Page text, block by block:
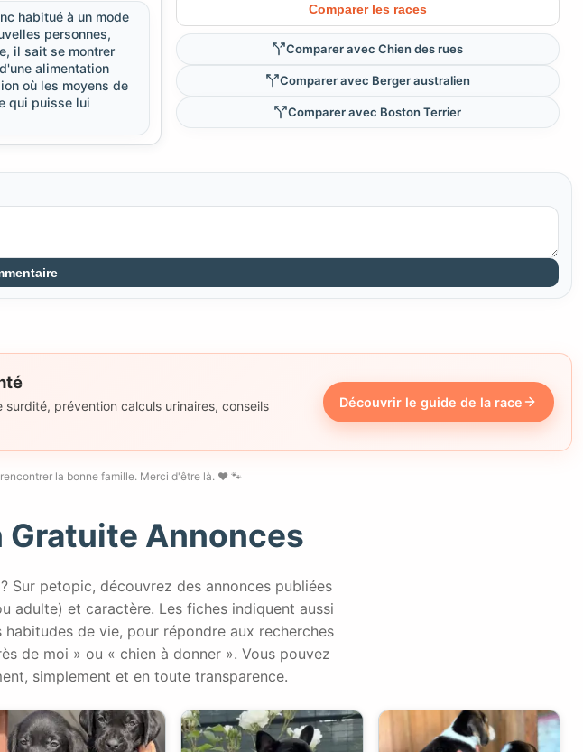
habitué à un mode
personnes,
il sait se montrer
alimentation
où les moyens de
qui puisse lui
Comparer les races
Comparer avec Chien des rues
Comparer avec Berger australien
Comparer avec Boston Terrier
prévention calculs urinaires, conseils
Découvrir le guide de la race
la bonne famille. Merci d'être là. ❤️ 🐾
Annonces
Sur petopic, découvrez des annonces publiées
adulte) et caractère. Les fiches indiquent aussi
de vie, pour répondre aux recherches
de moi » ou « chien à donner ». Vous pouvez
simplement et en toute transparence.